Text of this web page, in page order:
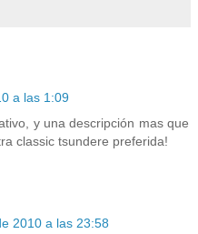
a las 1:09
y una descripción mas que
classic tsundere preferida!
2010 a las 23:58